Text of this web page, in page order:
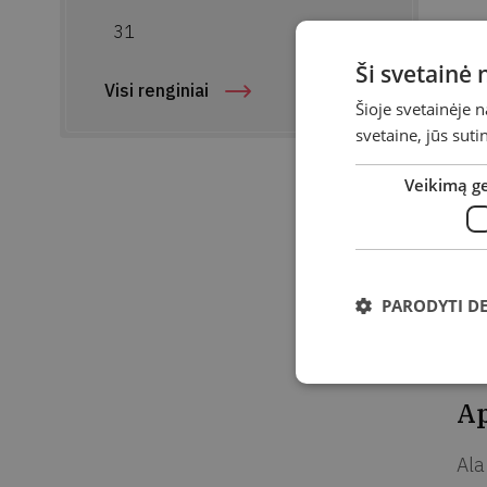
31
Visi renginiai
Ši svetainė
Šioje svetainėje
svetaine, jūs
Veikimą
PARODYTI